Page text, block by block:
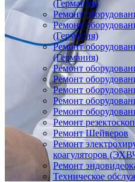
(Германия)
Ремонт
Ремонт
(Германия)
Ремонт
(Германия)
Ремонт
Ремонт
Ремонт
Ремонт
Ремонт
Ремонт
Ремонт Шейверов
Ремонт
коагуляторов
Ремонт
Техническое